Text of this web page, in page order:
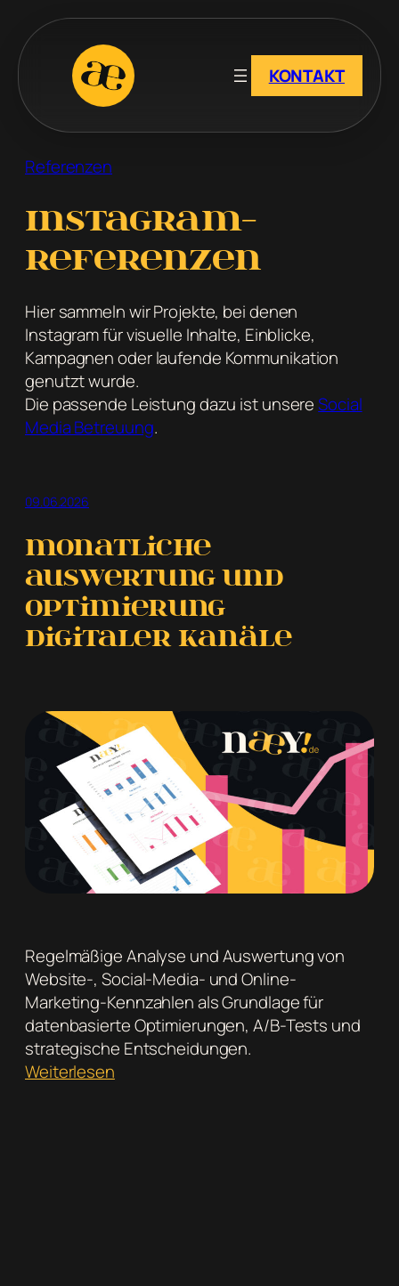
Inhalt
springen
KONTAKT
Referenzen
Instagram-
Referenzen
Hier sammeln wir Projekte, bei denen
Instagram für visuelle Inhalte, Einblicke,
Kampagnen oder laufende Kommunikation
genutzt wurde.
Die passende Leistung dazu ist unsereSocial
Media Betreuung.
09.06.2026
Monatliche
Auswertung und
Optimierung
digitaler Kanäle
Regelmäßige Analyse und Auswertung von
Website-, Social-Media- und Online-
Marketing-Kennzahlen als Grundlage für
datenbasierte Optimierungen, A/B-Tests und
strategische Entscheidungen.
Weiterlesen: